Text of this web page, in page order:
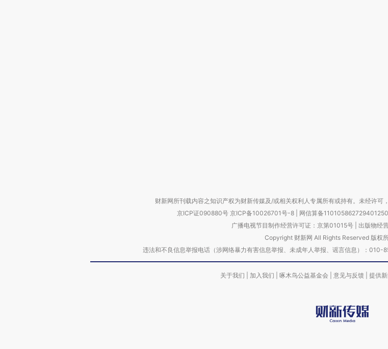
财新网所刊载内容之知识产权为财新传媒及/或相关权利人专属所有或持有。未经许可
京ICP证090880号 京ICP备10026701号-8 网信算备
广播电视节目制作经营许可证：京第01015号| 出版物经
Copyright 财新网 All Rights Reserved 版权
违法和不良信息举报电话（涉网络暴力有害信息举报、未成年人举报、谣言信息）：
关于我们 加入我们 啄木鸟公益基金会 意见与反馈 提供